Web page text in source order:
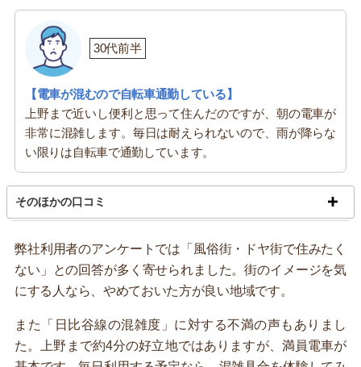
30代前半
【電車が混むので自転車通勤している】
上野まで近いし便利と思って住んだのですが、朝の電車が
非常に混雑します。毎日は耐えられないので、雨が降らな
い限りは自転車で通勤しています。
そのほかの口コミ
弊社利用者のアンケートでは「風俗街・ドヤ街で住みたく
ない」との回答が多く寄せられました。街のイメージを気
にする人なら、やめておいた方が良い地域です。
また「日比谷線の混雑度」に対する不満の声もありまし
た。上野まで約4分の好立地ではありますが、満員電車が